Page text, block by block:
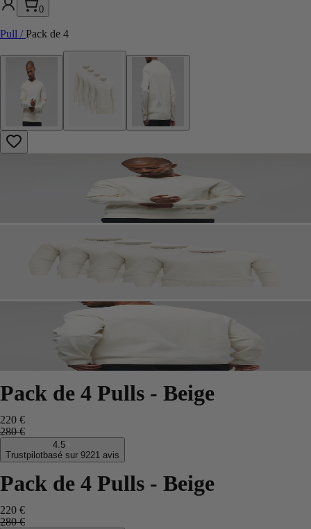
0
Pull /Pack de 4
Pack de 4 Pulls - Beige
220 €
280 €
4.5
Trustpilotbasé sur 9221 avis
Pack de 4 Pulls - Beige
220 €
280 €